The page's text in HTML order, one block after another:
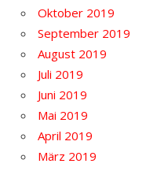
Oktober 2019
September 2019
August 2019
Juli 2019
Juni 2019
Mai 2019
April 2019
März 2019